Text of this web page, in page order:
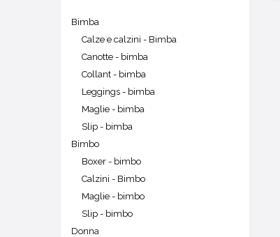
Bimba
Calze e calzini - Bimba
Canotte - bimba
Collant - bimba
Leggings - bimba
Maglie - bimba
Slip - bimba
Bimbo
Boxer - bimbo
Calzini - Bimbo
Maglie - bimbo
Slip - bimbo
Donna